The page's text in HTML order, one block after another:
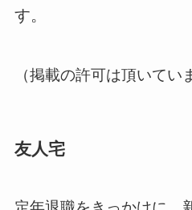
す。
（掲載の許可は頂いてい
友人宅